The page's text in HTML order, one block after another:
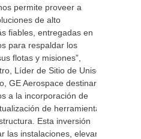
permite proveer a
de alto
fiables, entregadas en
para respaldar los
flotas y misiones”,
Líder de Sitio de Unison
GE Aerospace destinará
a la incorporación de
de herramientas
Esta inversión
las instalaciones, elevar